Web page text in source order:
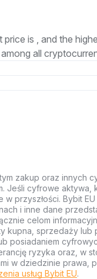
is , and the
all
zakup oraz innych
Jeśli cyfrowe
w przyszłości. Bybit
i inne dane
celom
kupna, sprzedaży
posiadaniem
ryzyka oraz, w
w dziedzinie prawa,
usług Bybit EU.